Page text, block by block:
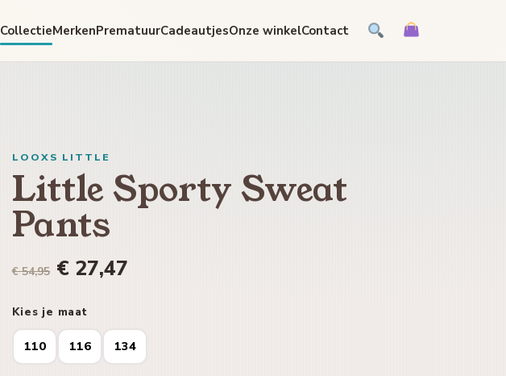
CollectieMerkenPrematuurCadeautjesOnze winkelContact
LOOXS LITTLE
Little Sporty Sweat
Pants
€ 54,95 € 27,47
Kies je maat
110 116 134